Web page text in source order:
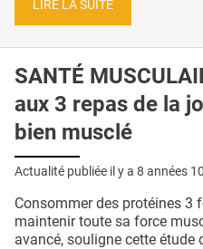
LIRE LA SUITE
SANTÉ
aux 3 repas de la
bien musclé
Actualité publiée il y a 8 années
Consommer des protéines 3
maintenir toute sa force
avancé, souligne cette étude